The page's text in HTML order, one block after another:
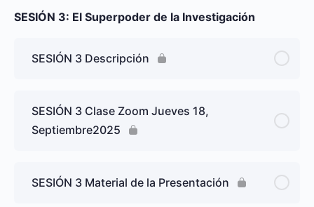
SESIÓN 3: El Superpoder de la Investigación
SESIÓN 3 Descripción
SESIÓN 3 Clase Zoom Jueves 18,
Septiembre2025
SESIÓN 3 Material de la Presentación